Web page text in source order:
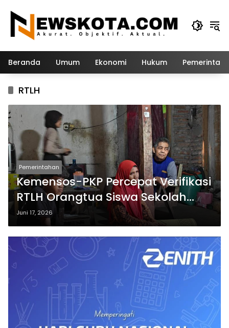
konten
Beranda Umum Ekonomi Hukum
RTLH
Pemerintahan
Kemensos-PKP Percepat Verifikasi
RTLH Orangtua Siswa Sekolah
Rakyat di Jatim
Juni 17, 2026